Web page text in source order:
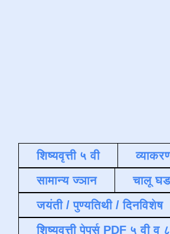
शिष्यवृत्ती ५ वी
सामान्य ज्ञान
चालू
जयंती / पुण्यतिथी / दिनविशेष
शिष्यवृत्ती पेपर्स PDF ५ वी व